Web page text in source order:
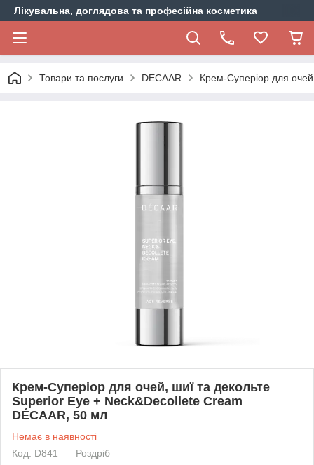
Лікувальна, доглядова та професійна косметика
Товари та послуги DECAAR Крем-Суперіор для
Крем-Суперіор для очей, шиї та декольте
Superior Eye + Neck&Decollete Cream
DÉCAAR, 50 мл
Немає в наявності
Код: D841
Роздріб